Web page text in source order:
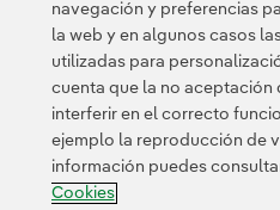
Contacta Clientes Política de
Transparencia en el uso de la
navegación y preferencias
la web y en algunos casos
utilizadas para
cuenta que la no aceptación
interferir en el correcto
ejemplo la reproducción de
información puedes
Cookies